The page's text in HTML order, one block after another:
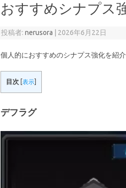
おすすめシナプス
投稿者:nerusora 2026年6月22日
個人的におすすめのシナプス強化を紹介
目次 [表示]
デフラグ